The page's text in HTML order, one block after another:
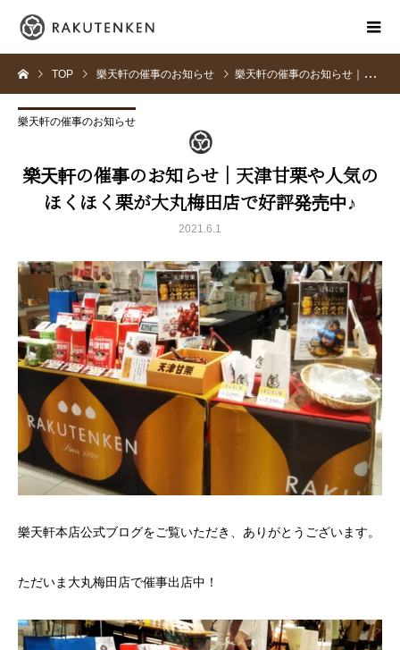
TOP 樂天軒の催事のお知らせ 樂天軒の催事のお知らせ｜天津甘栗や人気のほくほく栗が大丸梅田店で好評発売中♪
樂天軒の催事のお知らせ
樂天軒の催事のお知らせ｜天津甘栗や人気の
ほくほく栗が大丸梅田店で好評発売中♪
2021.6.1
樂天軒本店公式ブログをご覧いただき、ありがとうございます。
ただいま大丸梅田店で催事出店中！